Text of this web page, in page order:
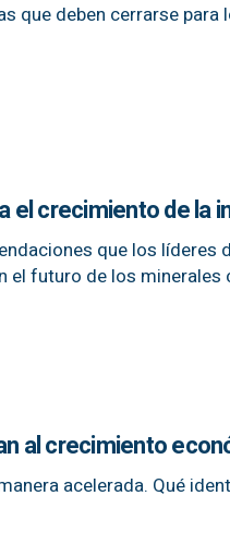
que deben cerrarse
crecimiento de la
que los líderes
el futuro de los minerales
al crecimiento
acelerada. Qué